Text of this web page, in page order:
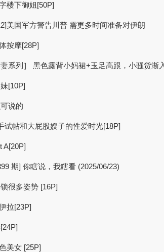
楼下御姐[50P]
美国军方警告川普 需更多时间准备对伊朗
按摩[28P]
妻系列］ 黑色露背小妈裙+玉足高跟，小骚货渐
[10P]
说的
试帖和大屁股嫂子的性爱时光[18P]
A[20P]
期] 你瞎说，我瞎看 (2025/06/23)
很多姿势 [16P]
拉[23P]
美女 [25P]